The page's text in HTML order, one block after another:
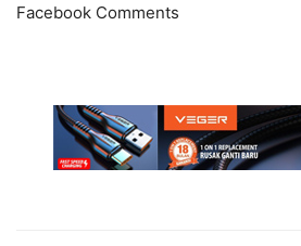
Facebook Comments